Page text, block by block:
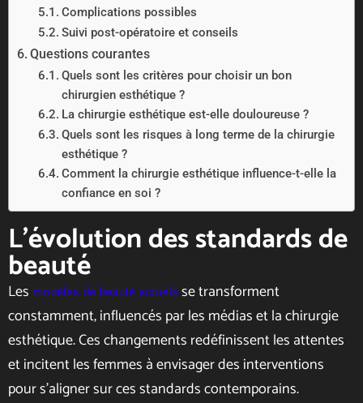
Complications possibles
Suivi post-opératoire et conseils
Questions courantes
Quels sont les critères pour choisir un bon
chirurgien esthétique ?
La chirurgie esthétique est-elle douloureuse ?
Quels sont les risques à long terme de la chirurgie
esthétique ?
Comment la chirurgie esthétique influence-t-elle la
confiance en soi ?
L’évolution des standards de
beauté
Les modèles de beauté actuels se transforment
constamment, influencés par les médias et la chirurgie
esthétique. Ces changements redéfinissent les attentes
et incitent les femmes à envisager des interventions
pour s’aligner sur ces standards contemporains.